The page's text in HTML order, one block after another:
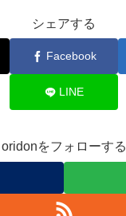
シェアする
Facebook
LINE
oridonをフォローする